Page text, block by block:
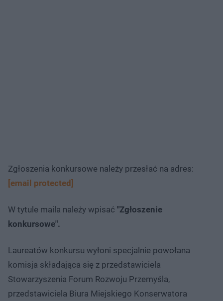
Zgłoszenia konkursowe należy przesłać na adres:
[email protected]
W tytule maila należy wpisać "Zgłoszenie
konkursowe".
Laureatów konkursu wyłoni specjalnie powołana
komisja składająca się z przedstawiciela
Stowarzyszenia Forum Rozwoju Przemyśla,
przedstawiciela Biura Miejskiego Konserwatora